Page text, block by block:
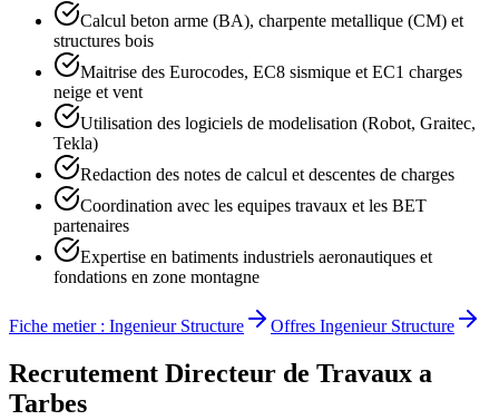
Calcul beton arme (BA), charpente metallique (CM) et
structures bois
Maitrise des Eurocodes, EC8 sismique et EC1 charges
neige et vent
Utilisation des logiciels de modelisation (Robot, Graitec,
Tekla)
Redaction des notes de calcul et descentes de charges
Coordination avec les equipes travaux et les BET
partenaires
Expertise en batiments industriels aeronautiques et
fondations en zone montagne
Fiche metier : Ingenieur Structure Offres Ingenieur Structure
Recrutement Directeur de Travaux a
Tarbes